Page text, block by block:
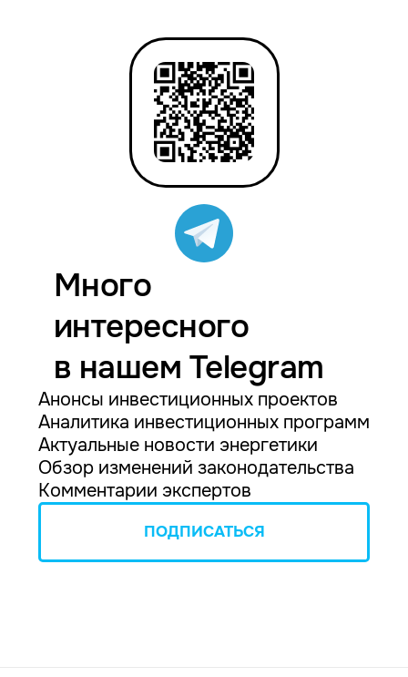
Много
интересного
в нашем Telegram
Анонсы инвестиционных проектов
Аналитика инвестиционных программ
Актуальные новости энергетики
Обзор изменений законодательства
Комментарии экспертов
ПОДПИСАТЬСЯ